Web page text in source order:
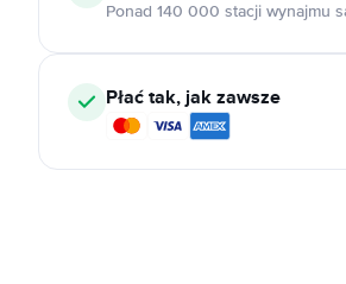
Ponad 140 000 stacji wynajmu
Płać tak, jak zawsze